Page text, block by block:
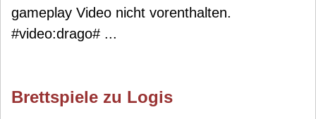
gameplay Video nicht vorenthalten.
#video:drago# ...
Brettspiele zu Logis